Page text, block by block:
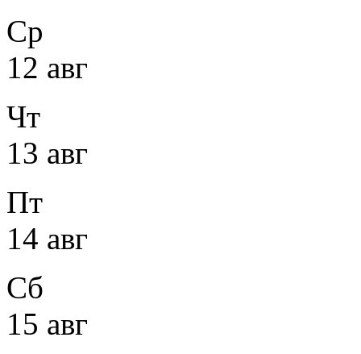
Ср
12 авг
Чт
13 авг
Пт
14 авг
Сб
15 авг